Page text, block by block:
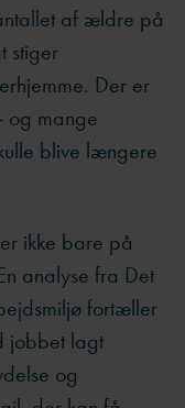
af ældre på
stiger
Der er
og mange
blive længere
ikke bare på
analyse fra Det
fortæller
jobbet lagt
og